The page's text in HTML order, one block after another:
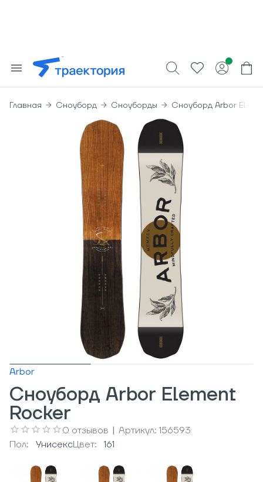
Главная Сноуборд Сноуборды Сноуборд Arbor
Arbor
Сноуборд Arbor Element
Rocker
0 отзывов | Артикул: 156593
Пол:
УнисексЦвет: 161